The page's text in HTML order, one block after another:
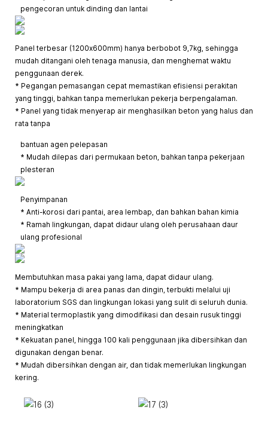
pengecoran untuk dinding dan lantai
Panel terbesar (1200x600mm) hanya berbobot 9,7kg, sehingga
mudah ditangani oleh tenaga manusia, dan menghemat waktu
penggunaan derek.
* Pegangan pemasangan cepat memastikan efisiensi perakitan
yang tinggi, bahkan tanpa memerlukan pekerja berpengalaman.
* Panel yang tidak menyerap air menghasilkan beton yang halus dan
rata tanpa
bantuan agen pelepasan
* Mudah dilepas dari permukaan beton, bahkan tanpa pekerjaan
plesteran
Membutuhkan masa pakai yang lama, dapat didaur ulang.
* Mampu bekerja di area panas dan dingin, terbukti melalui uji
laboratorium SGS dan lingkungan lokasi yang sulit di seluruh dunia.
* Material termoplastik yang dimodifikasi dan desain rusuk tinggi
meningkatkan
* Kekuatan panel, hingga 100 kali penggunaan jika dibersihkan dan
digunakan dengan benar.
* Mudah dibersihkan dengan air, dan tidak memerlukan lingkungan
kering.
Penyimpanan
* Anti-korosi dari pantai, area lembap, dan bahkan bahan kimia
* Ramah lingkungan, dapat didaur ulang oleh perusahaan daur
ulang profesional